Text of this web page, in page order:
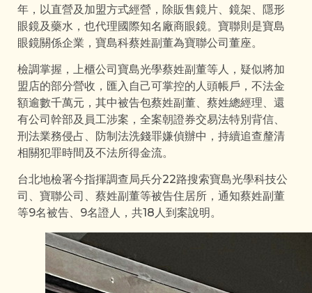
年，以直營及加盟方式經營，除販售鏡片、鏡架、隱形
眼鏡及藥水，也代理國際知名廠商眼鏡。寶聯則是寶島
眼鏡關係企業，寶島科蔡姓副董為寶聯公司董座。
檢調掌握，上櫃公司寶島光學蔡姓副董等人，疑似將加
盟店的部分營收，匯入自己可掌控的人頭帳戶，不法金
額逾數千萬元，其中被告包蔡姓副董、蔡姓總經理、還
有公司幹部及員工涉案，全案朝證券交易法特別背信、
刑法業務侵占、防制法洗錢罪嫌偵辦中，持續追查釐清
相關犯罪時間及不法所得金流。
台北地檢署今指揮調查局兵分22路搜索寶島光學科技公
司、寶聯公司、蔡姓副董等被告住居所，通知蔡姓副董
等9名被告、9名證人，共18人到案說明。